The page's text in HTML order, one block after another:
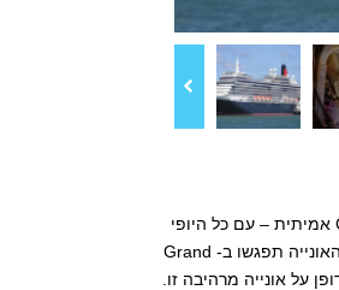
האונייה Queen Victoria הצטרפה לצי אוניות Cunard בדצמבר 2007. היא גם ידועה בשם QV, היא אוניית Cunard אמיתית – עם כל היופי
עוצר הנשימה שתוכלו לדמיין באוניית נוסעים Cunard יוקרתית, המשלבת גם מרחב ואווירה עכשווית. לכשתעלו על האונייה תפגשו ב- Grand